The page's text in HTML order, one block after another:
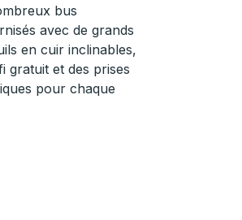
bus
avec de grands
en cuir inclinables,
gratuit et des prises
pour chaque